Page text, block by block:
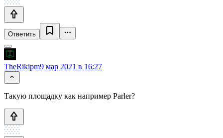
Ответить
TheRikipm9 мар 2021 в 16:27
Такую площадку как например Parler?